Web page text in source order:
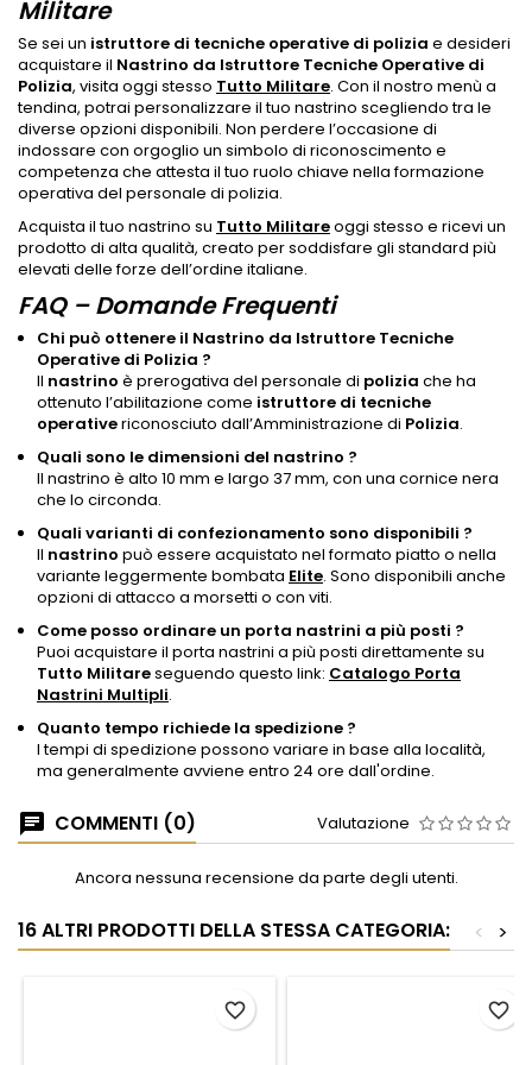
Militare
Se sei un istruttore di tecniche operative di polizia e desideri
acquistare il Nastrino da Istruttore Tecniche Operative di
Polizia, visita oggi stesso Tutto Militare. Con il nostro menù a
tendina, potrai personalizzare il tuo nastrino scegliendo tra le
diverse opzioni disponibili. Non perdere l’occasione di
indossare con orgoglio un simbolo di riconoscimento e
competenza che attesta il tuo ruolo chiave nella formazione
operativa del personale di polizia.
Acquista il tuo nastrino su Tutto Militareoggi stesso e ricevi un
prodotto di alta qualità, creato per soddisfare gli standard più
elevati delle forze dell’ordine italiane.
FAQ – Domande Frequenti
Chi può ottenere il Nastrino da Istruttore Tecniche
Operative di Polizia ?
Il nastrino è prerogativa del personale di polizia che ha
ottenuto l’abilitazione come istruttore di tecniche
operativericonosciuto dall’Amministrazione di Polizia.
Quali sono le dimensioni del nastrino ?
Il nastrino è alto 10 mm e largo 37 mm, con una cornice nera
che lo circonda.
Quali varianti di confezionamento sono disponibili ?
Il nastrino può essere acquistato nel formato piatto o nella
variante leggermente bombata Elite. Sono disponibili anche
opzioni di attacco a morsetti o con viti.
Come posso ordinare un porta nastrini a più posti ?
Puoi acquistare il porta nastrini a più posti direttamente su
Tutto Militareseguendo questo link: Catalogo Porta
Nastrini Multipli.
Quanto tempo richiede la spedizione ?
I tempi di spedizione possono variare in base alla località,
ma generalmente avviene entro 24 ore dall'ordine.
COMMENTI (0) Valutazione
Ancora nessuna recensione da parte degli utenti.
16 ALTRI PRODOTTI DELLA STESSA CATEGORIA: >
<
favorite_border favorite_border